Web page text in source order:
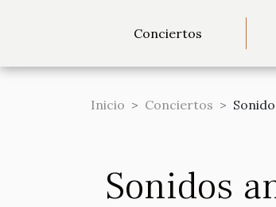
Conciertos
Inicio Conciertos
Sonidos